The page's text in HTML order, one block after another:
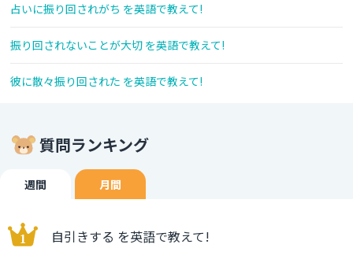
占いに振り回されがち を英語で教えて!
振り回されないことが大切 を英語で教えて!
彼に散々振り回された を英語で教えて!
質問ランキング
週間 月間
自引きする を英語で教えて!